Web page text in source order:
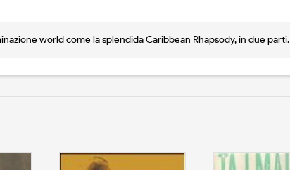
world come la splendida Caribbean Rhapsody, in due parti.